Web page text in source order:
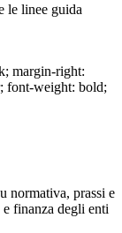
le linee guida
margin-right:
font-weight: bold;
normativa, prassi e
finanza degli enti